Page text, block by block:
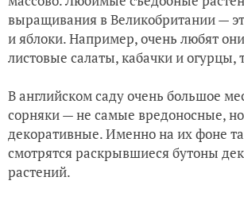
выращивания в Великобритании —
и яблоки. Например, очень любят
листовые салаты, кабачки и огурцы,
В английском саду очень большое
сорняки — не самые вредоносные,
декоративные. Именно на их фоне
смотрятся раскрывшиеся бутоны
растений.